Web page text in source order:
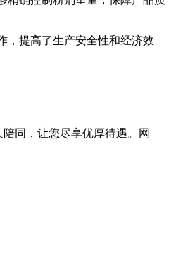
提高了生产安全性和经济效
同，让您尽享优厚待遇。网